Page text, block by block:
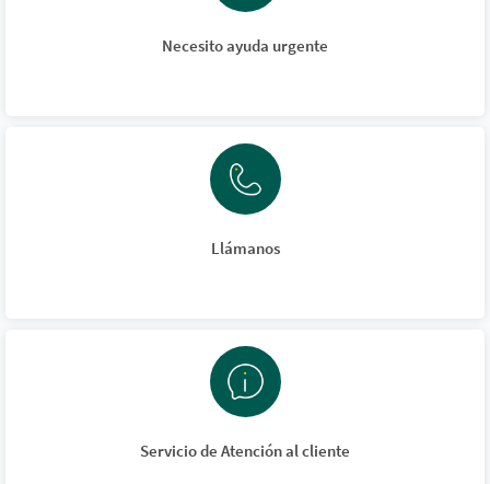
Necesito ayuda urgente
Llámanos
Servicio de Atención al cliente